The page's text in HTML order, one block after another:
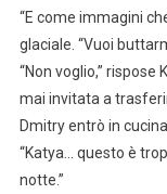
“E come immagini
glaciale. “Vuoi
“Non voglio,” rispose
mai invitata a
Dmitry entrò in cucina.
“Katya… questo è
notte.”